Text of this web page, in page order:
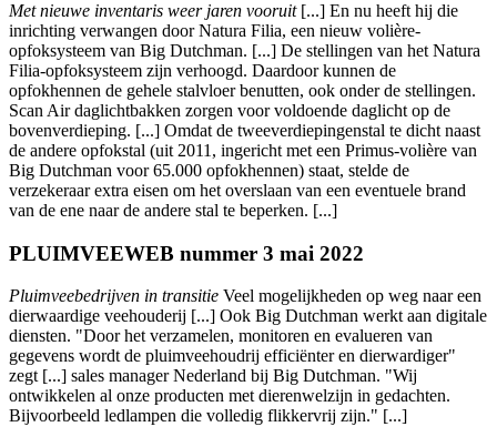
Met nieuwe inventaris weer jaren vooruit[...] En nu heeft hij die
inrichting verwangen door Natura Filia, een nieuw volière-
opfoksysteem van Big Dutchman. [...] De stellingen van het Natura
Filia-opfoksysteem zijn verhoogd. Daardoor kunnen de
opfokhennen de gehele stalvloer benutten, ook onder de stellingen.
Scan Air daglichtbakken zorgen voor voldoende daglicht op de
bovenverdieping. [...] Omdat de tweeverdiepingenstal te dicht naast
de andere opfokstal (uit 2011, ingericht met een Primus-volière van
Big Dutchman voor 65.000 opfokhennen) staat, stelde de
verzekeraar extra eisen om het overslaan van een eventuele brand
van de ene naar de andere stal te beperken. [...]
PLUIMVEEWEB nummer 3 mai 2022
Pluimveebedrijven in transitie Veel mogelijkheden op weg naar een
dierwaardige veehouderij [...] Ook Big Dutchman werkt aan digitale
diensten. "Door het verzamelen, monitoren en evalueren van
gegevens wordt de pluimveehoudrij efficiënter en dierwardiger"
zegt [...] sales manager Nederland bij Big Dutchman. "Wij
ontwikkelen al onze producten met dierenwelzijn in gedachten.
Bijvoorbeeld ledlampen die volledig flikkervrij zijn." [...]